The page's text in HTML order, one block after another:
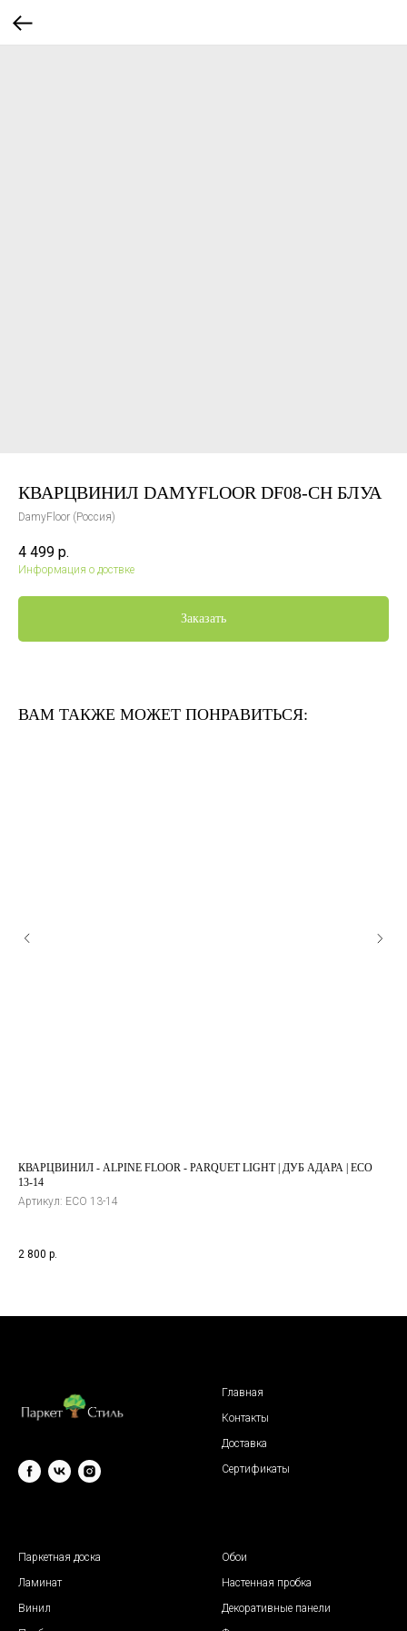
КВАРЦВИНИЛ DAMYFLOOR DF08-CH БЛУА
DamyFloor (Россия)
4 499 р.
Информация о доствке
Заказать
ВАМ ТАКЖЕ МОЖЕТ ПОНРАВИТЬСЯ:
КВАРЦВИНИЛ - ALPINE FLOOR - PARQUET LIGHT | ДУБ АДАРА | ЕСО
13-14
Артикул: ЕСО 13-14
2 800 р.
Главная
Контакты
Доставка
Сертификаты
Паркетная доска
Ламинат
Винил
Обои
Настенная пробка
Декоративные панели